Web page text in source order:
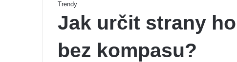
Trendy
Jak určit strany
bez kompasu?